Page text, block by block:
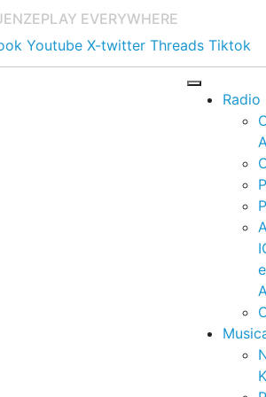
PLAY EVERYWHERE
Youtube X-twitter Threads Tiktok
Radio
e